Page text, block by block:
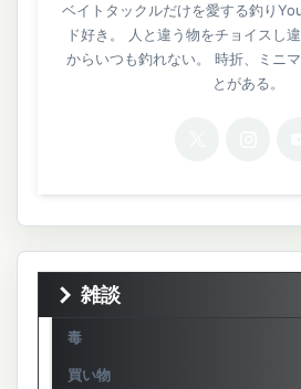
ベイトタックルだけを愛する釣り
ド好き。 人と違う物をチョイスし
からいつも釣れない。 時折、ミニ
とがある。
雑談
毒
買い物